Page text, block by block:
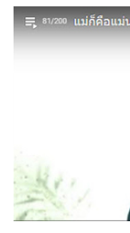
13-03-2560